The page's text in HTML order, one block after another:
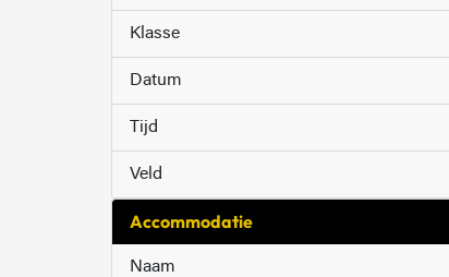
Klasse
Datum
Tijd
Veld
Accommodatie
Naam